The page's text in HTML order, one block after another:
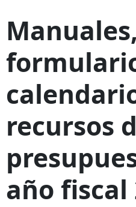
Manuales,
recursos
año fiscal